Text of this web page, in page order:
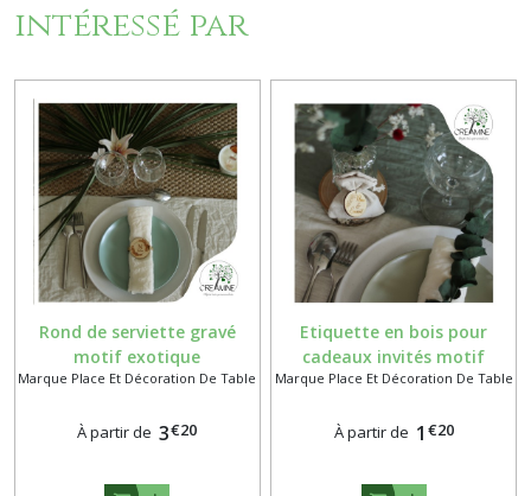
intéressé par
Rond de serviette gravé
motif exotique
Marque Place Et Décoration De Table
À partir de 3€20
Etiquette en bois pour
cadeaux invités motif
eucalyptus
Marque Place Et Décoration De Table
À partir de 1 €20